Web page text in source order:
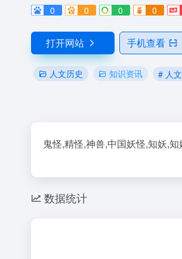
0
0 0 0
打开网站 手机查看
人文历史 知识资讯 # 人
鬼怪,精怪,神兽,中国妖怪,知妖,
数据统计